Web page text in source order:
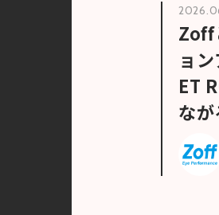
Zoff
ョ
ET
な